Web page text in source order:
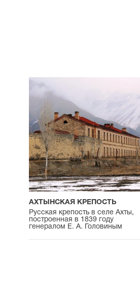
АХТЫНСКАЯ КРЕПОСТЬ
Русская крепость в селе Ахты,
построенная в 1839 году
генералом Е. А. Головиным